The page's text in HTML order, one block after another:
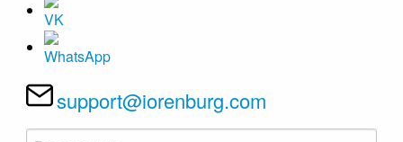
support@iorenburg.com